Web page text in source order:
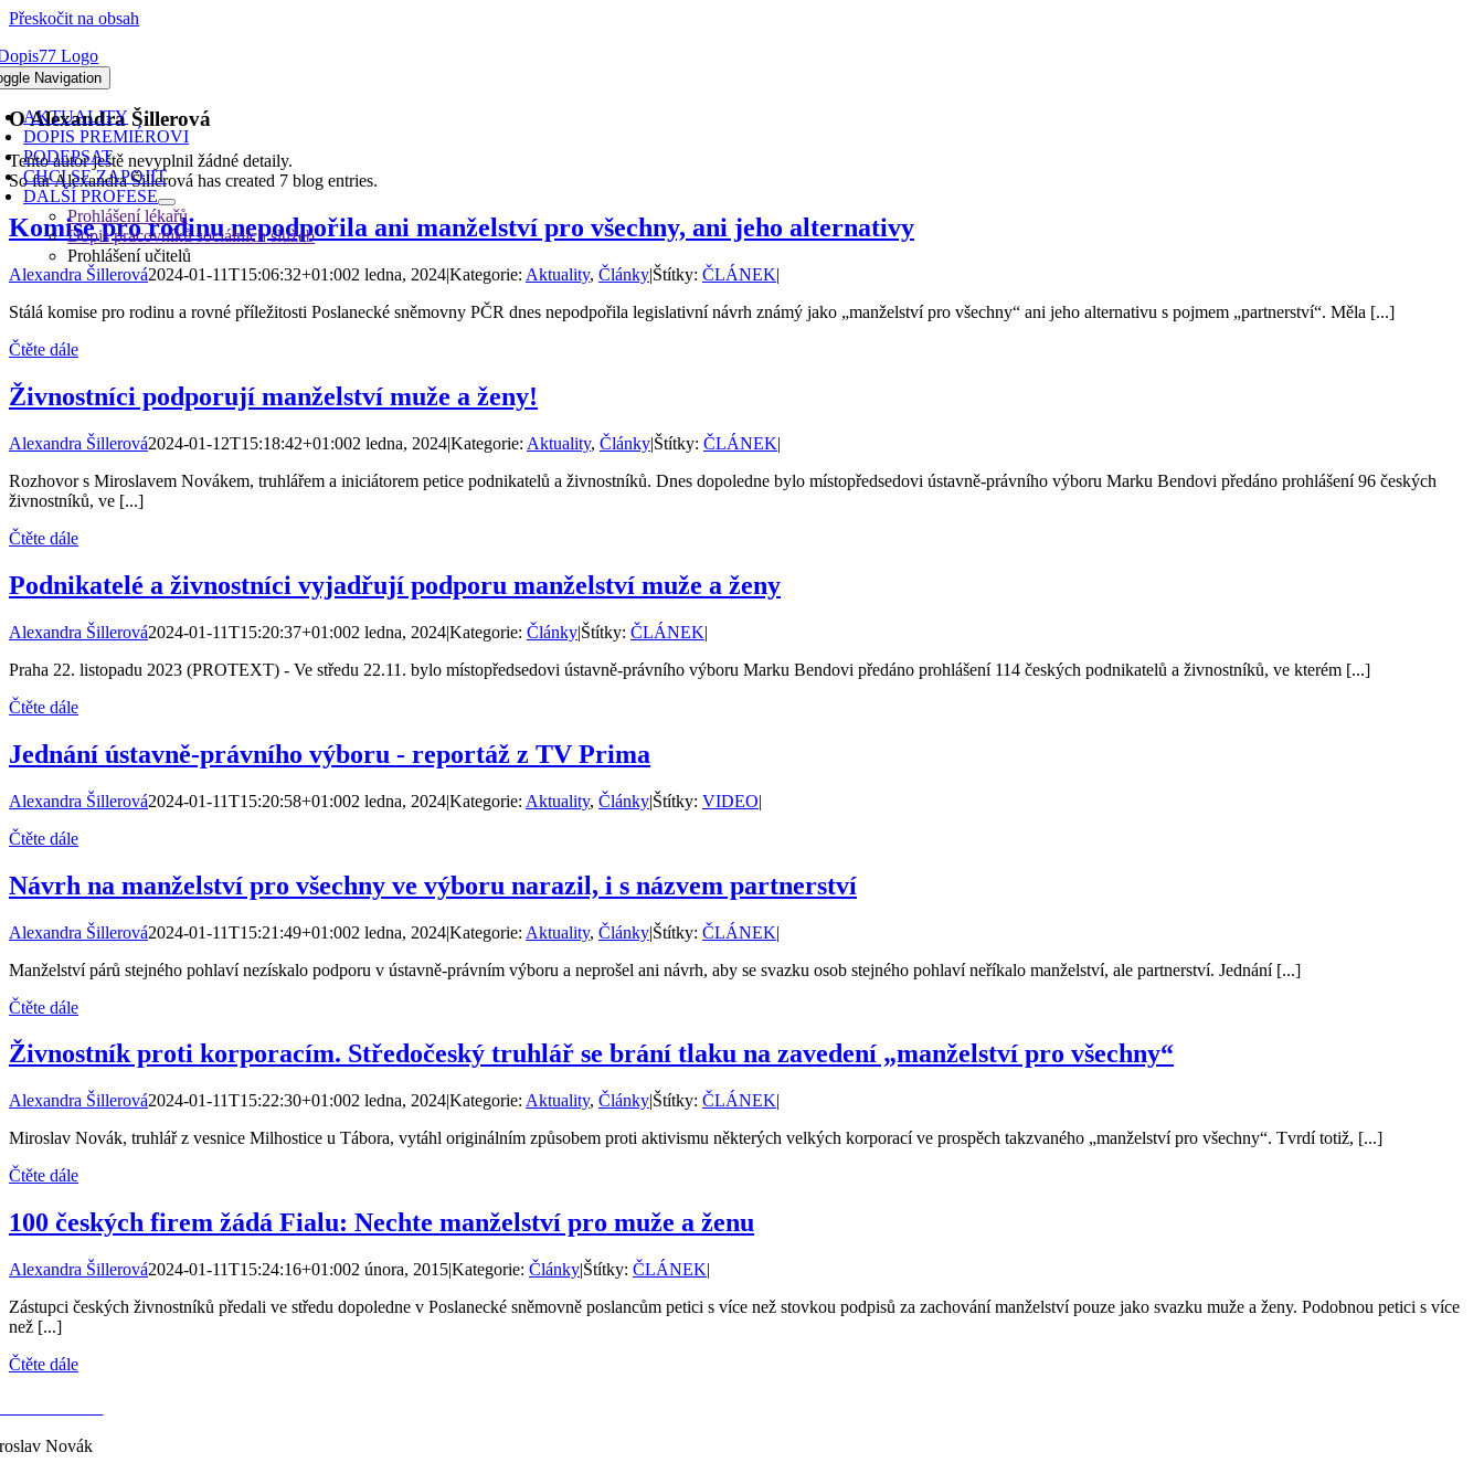
Přeskočit na obsah
Navigation
AKTUALITY
DOPIS PREMIÉROVI
PODEPSAT
CHCI SE ZAPOJIT
DALŠÍ PROFESE
Prohlášení lékařů
Dopis pracovníků sociálních služeb
Prohlášení učitelů
PODPORU MANŽELSTVÍ
VZTAHU MUŽE A ŽENY
OAlexandra Šillerová
Tento autor ještě nevyplnil žádné detaily.
So far Alexandra Šillerová has created 7 blog entries.
Komise pro rodinu nepodpořila ani manželství pro všechny, ani jeho alternativy
Alexandra Šillerová2024-01-11T15:06:32+01:002 ledna, 2024|Kategorie: Aktuality, Články|Štítky: ČLÁNEK|
Stálá komise pro rodinu a rovné příležitosti Poslanecké sněmovny PČR dnes nepodpořila legislativní návrh známý jako „manželství pro všechny“ ani jeho alternativu s pojmem „partnerství“. Měla [...]
Čtěte dále
Živnostníci podporují manželství muže a ženy!
Alexandra Šillerová2024-01-12T15:18:42+01:002 ledna, 2024|Kategorie: Aktuality, Články|Štítky: ČLÁNEK|
Rozhovor s Miroslavem Novákem, truhlářem a iniciátorem petice podnikatelů a živnostníků. Dnes dopoledne bylo místopředsedovi ústavně-právního výboru Marku Bendovi předáno prohlášení 96 českých
živnostníků, ve [...]
Čtěte dále
Podnikatelé a živnostníci vyjadřují podporu manželství muže a ženy
Alexandra Šillerová2024-01-11T15:20:37+01:002 ledna, 2024|Kategorie: Články|Štítky: ČLÁNEK|
Praha 22. listopadu 2023 (PROTEXT) - Ve středu 22.11. bylo místopředsedovi ústavně-právního výboru Marku Bendovi předáno prohlášení 114 českých podnikatelů a živnostníků, ve kterém [...]
Čtěte dále
Jednání ústavně-právního výboru - reportáž z TV Prima
Alexandra Šillerová2024-01-11T15:20:58+01:002 ledna, 2024|Kategorie: Aktuality, Články|Štítky: VIDEO|
Čtěte dále
Návrh na manželství pro všechny ve výboru narazil, i s názvem partnerství
Alexandra Šillerová2024-01-11T15:21:49+01:002 ledna, 2024|Kategorie: Aktuality, Články|Štítky: ČLÁNEK|
Manželství párů stejného pohlaví nezískalo podporu v ústavně-právním výboru a neprošel ani návrh, aby se svazku osob stejného pohlaví neříkalo manželství, ale partnerství. Jednání [...]
Čtěte dále
Živnostník proti korporacím. Středočeský truhlář se brání tlaku na zavedení „manželství pro všechny“
Alexandra Šillerová2024-01-11T15:22:30+01:002 ledna, 2024|Kategorie: Aktuality, Články|Štítky: ČLÁNEK|
Miroslav Novák, truhlář z vesnice Milhostice u Tábora, vytáhl originálním způsobem proti aktivismu některých velkých korporací ve prospěch takzvaného „manželství pro všechny“. Tvrdí totiž, [...]
Čtěte dále
100 českých firem žádá Fialu: Nechte manželství pro muže a ženu
Alexandra Šillerová2024-01-11T15:24:16+01:002 února, 2015|Kategorie: Články|Štítky: ČLÁNEK|
Zástupci českých živnostníků předali ve středu dopoledne v Poslanecké sněmovně poslancům petici s více než stovkou podpisů za zachování manželství pouze jako svazku muže a ženy. Podobnou petici s více
než [...]
Čtěte dále
Novák